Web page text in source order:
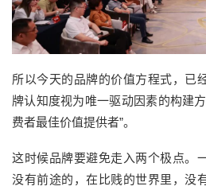
所以今天的品牌的价值方程式，已
牌认知度视为唯一驱动因素的构建
费者最佳价值提供者”。
这时候品牌要避免走入两个极点。
没有前途的，在比贱的世界里，没